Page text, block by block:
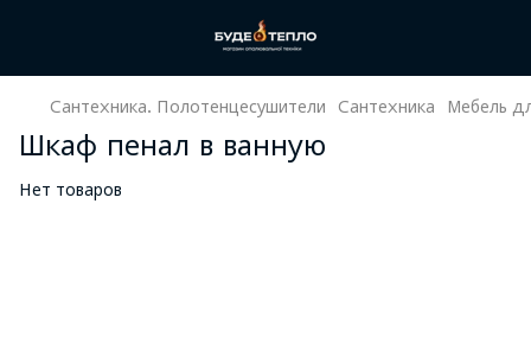
Сантехника. Полотенцесушители Сантехника Мебель
Шкаф пенал в ванную
Нет товаров